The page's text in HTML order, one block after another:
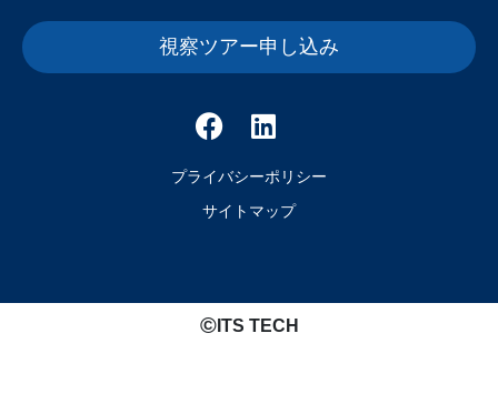
視察ツアー申し込み
プライバシーポリシー
サイトマップ
©️ITS TECH